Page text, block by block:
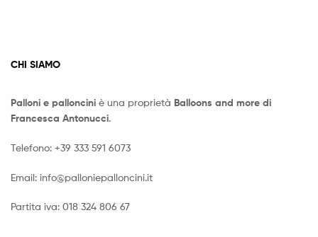
CHI SIAMO
Palloni e palloncini è una proprietà Balloons and more di
Francesca Antonucci.
Telefono: +39 333 591 6073
Email: info@palloniepalloncini.it
Partita iva: 018 324 806 67